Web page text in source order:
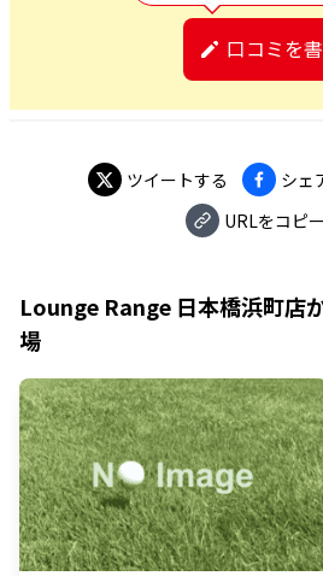
口コミを
ツイートする シェ
URLをコピ
Lounge Range 日本橋浜町店
場